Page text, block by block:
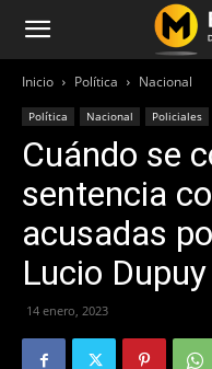
Inicio Política Nacional
Política Nacional Policiales
Cuándo se
sentencia
acusadas
Lucio Dupuy
14 enero, 2023